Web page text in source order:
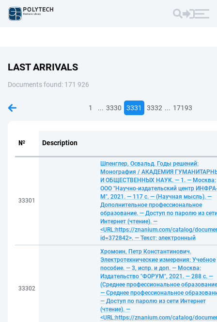
LAST ARRIVALS
Documents found: 171 926
1 ... 3330 3331 3332 ... 17193
№ Description
33301
Шпенглер, Освальд. Годы решений:
Монография / АКАДЕМИЯ
И ОБЩЕСТВЕННЫХ НАУК. — 1. — Москва:
ООО "Научно-издательский центр
М", 2021. — 117 с. — (Научная мысль). —
Дополнительное профессиональное
образование. — Доступ по паролю из
Интернет (чтение). —
<URL:https://znanium.com/catalog/
id=372842>. — Текст: электронный
33302
Хромоин, Петр Константинович.
Электротехнические измерения: Учебное
пособие. — 3, испр. и доп. — Москва:
Издательство "ФОРУМ", 2021. — 288 с. —
(Среднее профессиональное
— Среднее профессиональное
— Доступ по паролю из сети Интернет
(чтение). —
<URL:https://znanium.com/catalog/